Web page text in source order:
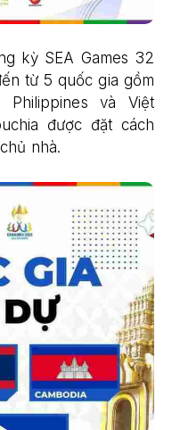
kỳ SEA Games 32
từ 5 quốc gia gồm
Philippines và Việt
được đặt cách
nhà.